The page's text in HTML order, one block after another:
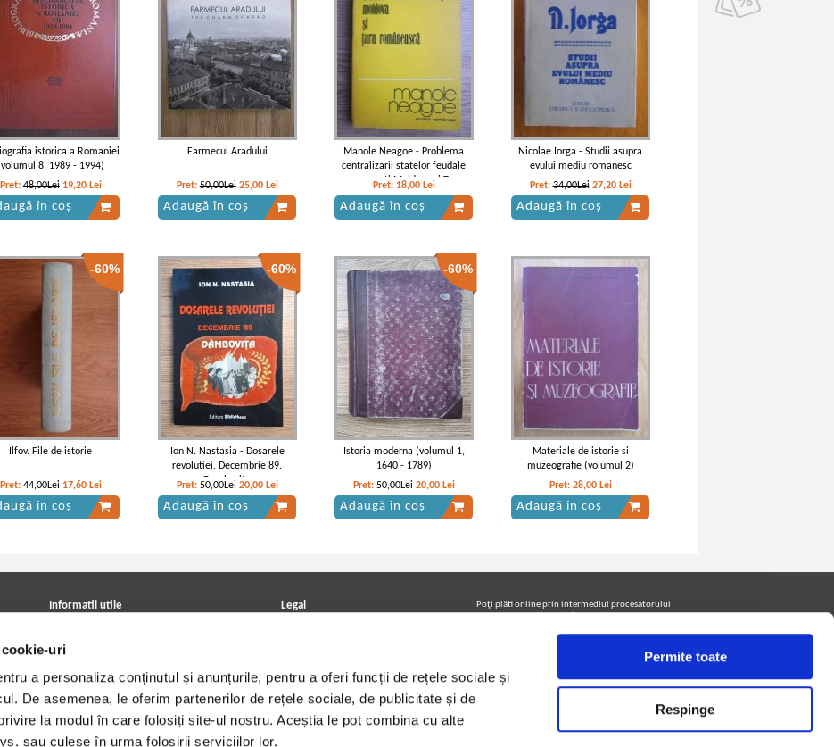
uri
a personaliza conținutul și anunțurile, pentru a oferi funcții de rețele sociale și
De asemenea, le oferim partenerilor de rețele sociale, de publicitate și de
la modul în care folosiți site-ul nostru. Aceștia le pot combina cu alte
sau culese în urma folosirii serviciilor lor.
Permite toate
Respinge
istorica a Romaniei
8, 1989 - 1994)
Pret:48,00Lei 19,20 Lei
în coș
Farmecul Aradului
Pret:50,00Lei 25,00 Lei
Adaugă în coș
Manole Neagoe - Problema
centralizarii statelor feudale
romanesti Moldova si Tara
Romaneasca
Pret: 18,00 Lei
Adaugă în coș
Nicolae Iorga - Studii asupra
evului mediu romanesc
Pret:34,00Lei 27,20 Lei
Adaugă în coș
-60%
Ilfov. File de istorie
Pret:44,00Lei 17,60 Lei
în coș
-60%
Ion N. Nastasia - Dosarele
revolutiei, Decembrie 89.
Dambovita
Pret:50,00Lei 20,00 Lei
Adaugă în coș
-60%
Istoria moderna (volumul 1,
1640 - 1789)
Pret:50,00Lei 20,00 Lei
Adaugă în coș
Materiale de istorie si
muzeografie (volumul 2)
Pret: 28,00 Lei
Adaugă în coș
Informatii utile
Achizitii viniluri, casete, CD/DVD
Cum cumpar?
Retur comenzi
Angajari - Cariere
Legal
Termeni si conditii
Poţi plăti online prin intermediul procesatorului
Netopia Payments
Urmăreşte-ne pe facebook pentru a fi la curent cu
promoţiile PrintreCarti.ro